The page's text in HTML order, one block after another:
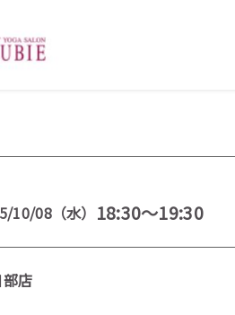
10/08（水） 18:30～19:30
店